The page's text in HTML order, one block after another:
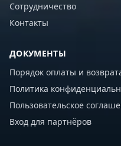
Сотрудничество
Контакты
ДОКУМЕНТЫ
Порядок оплаты и
Политика
Пользовательское
Вход для партнёров